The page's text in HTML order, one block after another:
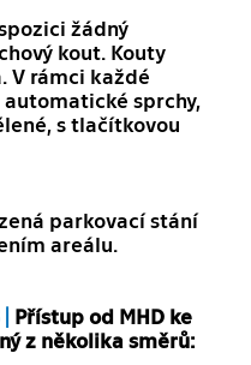
žádný
kout. Kouty
V rámci každé
sprchy,
s tlačítkovou
parkovací stání
areálu.
Přístup od MHD ke
z několika směrů: